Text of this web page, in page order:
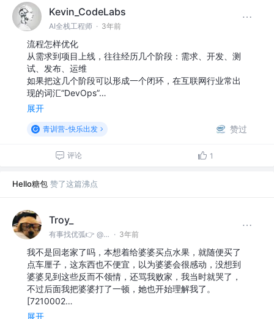
Kevin_CodeLabs
AI全栈工程师 · 3年前
流程怎样优化
从需求到项目上线，往往经历几个阶段：需求、开发、测
试、发布、运维
如果把这几个阶段可以形成一个闭环，在互联网行业常出
现的词汇“DevOps”…
展开
青训营-快乐出发 赞过
评论 1
Hello糖包 赞了这篇沸点
Troy_
有事找优弧👉 @无 · 3年前
我不是回老家了吗，本想着给婆婆买点水果，就随便买了
点车厘子，这东西也不便宜，以为婆婆会很感动，没想到
婆婆见到这些反而不领情，还骂我败家，我当时就哭了，
不过后面我把婆婆打了一顿，她也开始理解我了。
[7210002…
展开